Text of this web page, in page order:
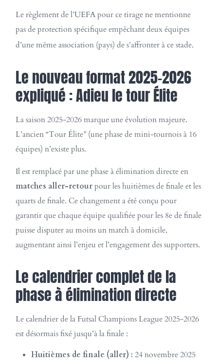
Le règlement de l’UEFA pour ce tirage ne mentionne
pas de protection spécifique empêchant deux équipes
d’une même association (pays) de s’affronter à ce stade.
Le nouveau format 2025-2026
expliqué : Adieu le tour Élite
La saison 2025-2026 marque une évolution majeure.
L’ancien “Tour Élite” (une phase de mini-tournois à 16
équipes) n’existe plus.
Il est remplacé par une phase à élimination directe en
matches aller-retourpour les huitièmes de finale et les
quarts de finale. Ce changement a été conçu pour
garantir que chaque équipe qualifiée pour les 8e de finale
puisse disputer au moins un match à domicile,
augmentant ainsi l’enjeu et l’engagement des supporters.
Le calendrier complet de la
phase à élimination directe
Le calendrier de la Futsal Champions League 2025-2026
est désormais fixé jusqu’à la finale :
Huitièmes de finale (aller) : 24 novembre 2025